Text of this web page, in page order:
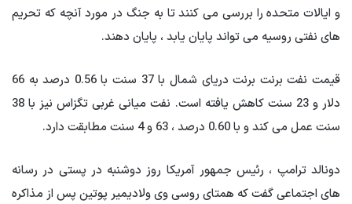
و ایالات متحده را بررسی می کنند تا به جنگ در مورد آنچه که تحریم
های نفتی روسیه می تواند پایان یابد ، پایان دهند.
قیمت نفت برنت برنت دریای شمال با 37 سنت با 0.56 درصد به 66
دلار و 23 سنت کاهش یافته است. نفت میانی غربی تگزاس نیز با 38
سنت عمل می کند و با 0.60 درصد ، 63 و 4 سنت مطابقت دارد.
دونالد ترامپ ، رئیس جمهور آمریكا روز دوشنبه در پستی در رسانه
های اجتماعی گفت كه همتای روسی وی ولادیمیر پوتین پس از مذاكره